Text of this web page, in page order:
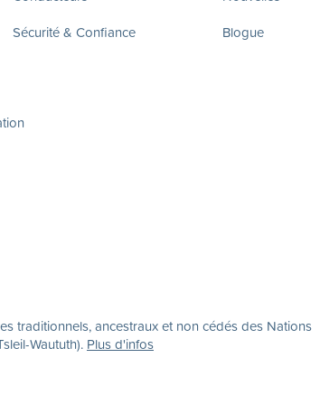
Sécurité & Confiance
Blogue
traditionnels, ancestraux et non cédés des Nations
Waututh). Plus d'infos